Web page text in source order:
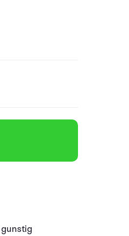
gunstig